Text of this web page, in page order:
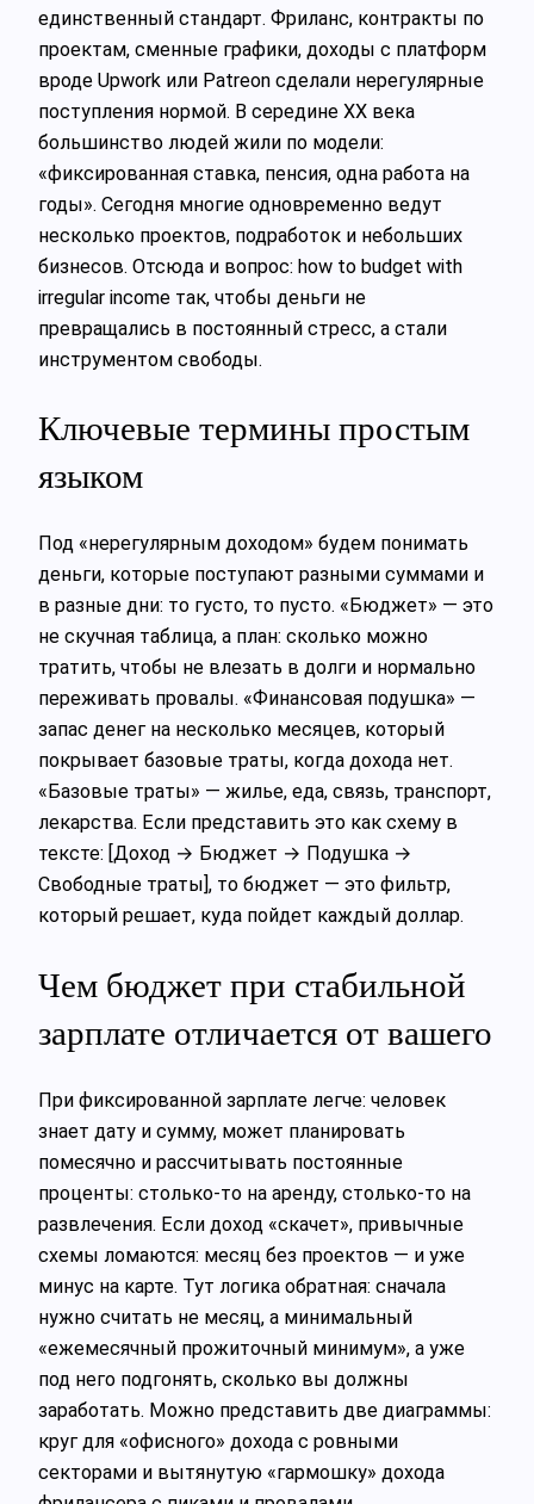
единственный стандарт. Фриланс, контракты по
проектам, сменные графики, доходы с платформ
вроде Upwork или Patreon сделали нерегулярные
поступления нормой. В середине XX века
большинство людей жили по модели:
«фиксированная ставка, пенсия, одна работа на
годы». Сегодня многие одновременно ведут
несколько проектов, подработок и небольших
бизнесов. Отсюда и вопрос: how to budget with
irregular income так, чтобы деньги не
превращались в постоянный стресс, а стали
инструментом свободы.
Ключевые термины простым
языком
Под «нерегулярным доходом» будем понимать
деньги, которые поступают разными суммами и
в разные дни: то густо, то пусто. «Бюджет» — это
не скучная таблица, а план: сколько можно
тратить, чтобы не влезать в долги и нормально
переживать провалы. «Финансовая подушка» —
запас денег на несколько месяцев, который
покрывает базовые траты, когда дохода нет.
«Базовые траты» — жилье, еда, связь, транспорт,
лекарства. Если представить это как схему в
тексте: [Доход → Бюджет → Подушка →
Свободные траты], то бюджет — это фильтр,
который решает, куда пойдет каждый доллар.
Чем бюджет при стабильной
зарплате отличается от вашего
При фиксированной зарплате легче: человек
знает дату и сумму, может планировать
помесячно и рассчитывать постоянные
проценты: столько-то на аренду, столько-то на
развлечения. Если доход «скачет», привычные
схемы ломаются: месяц без проектов — и уже
минус на карте. Тут логика обратная: сначала
нужно считать не месяц, а минимальный
«ежемесячный прожиточный минимум», а уже
под него подгонять, сколько вы должны
заработать. Можно представить две диаграммы:
круг для «офисного» дохода с ровными
секторами и вытянутую «гармошку» дохода